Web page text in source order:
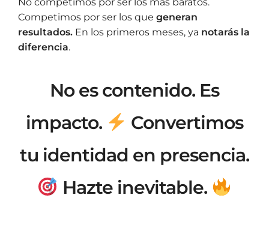
Competimos por ser los que generan
resultados. En los primeros meses, ya notarás la
diferencia.
No es contenido. Es
impacto.
Convertimos
tu identidad en presencia.
Hazte inevitable.